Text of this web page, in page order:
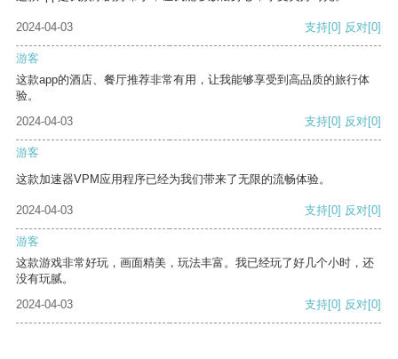
2024-04-03 支持[0] 反对[0]
游客
这款app的酒店、餐厅推荐非常有用，让我能够享受到高品质的旅行体
验。
2024-04-03
支持[0] 反对[0]
游客
这款加速器VPM应用程序已经为我们带来了无限的流畅体验。
2024-04-03 支持[0] 反对[0]
游客
这款游戏非常好玩，画面精美，玩法丰富。我已经玩了好几个小时，还
没有玩腻。
2024-04-03
支持[0] 反对[0]